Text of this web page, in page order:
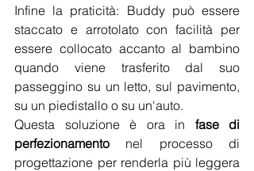
Infine la praticità: Buddy può essere
staccato e arrotolato con facilità per
essere collocato accanto al bambino
quando viene trasferito dal suo
passeggino su un letto, sul pavimento,
su un piedistallo o su un'auto.
Questa soluzione è ora in fase di
perfezionamento nel processo di
progettazione per renderla più leggera